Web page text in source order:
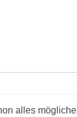
alles mögliche